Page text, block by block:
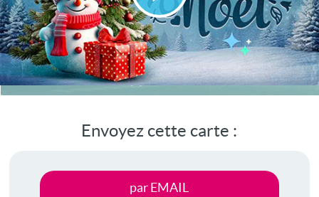
Lire
la
vidéo
Envoyez cette carte :
par EMAIL